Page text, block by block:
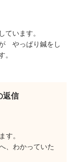
ています。
やっぱり鍼をし
。
返信
す。
、わかっていた